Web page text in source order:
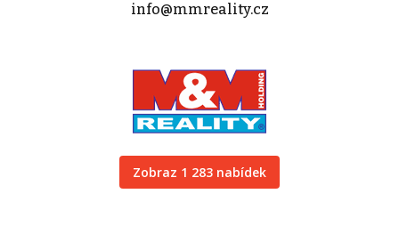
info@mmreality.cz
Zobraz 1 283 nabídek